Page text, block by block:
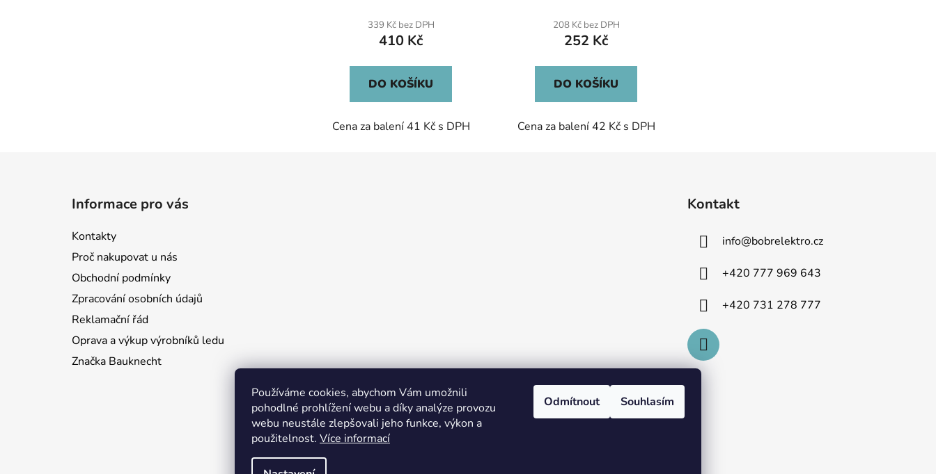
Používáme cookies, abychom Vám umožnili
pohodlné prohlížení webu a díky analýze provozu
webu neustále zlepšovali jeho funkce, výkon a
použitelnost. Více informací
Odmítnout Souhlasím
339 Kč bez DPH
410 Kč
DO KOŠÍKU
Cena za balení 41 Kč s DPH
208 Kč bez DPH
252 Kč
DO KOŠÍKU
Cena za balení 42 Kč s DPH
Informace pro vás
Kontakty
Proč nakupovat u nás
Obchodní podmínky
Zpracování osobních údajů
Reklamační řád
Oprava a výkup výrobníků ledu
Značka Bauknecht
Kontakt
info@bobrelektro.cz
+420 777 969 643
+420 731 278 777